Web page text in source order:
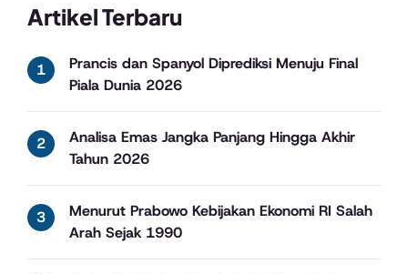
Artikel Terbaru
Prancis dan Spanyol Diprediksi Menuju Final
Piala Dunia 2026
Analisa Emas Jangka Panjang Hingga Akhir
Tahun 2026
Menurut Prabowo Kebijakan Ekonomi RI Salah
Arah Sejak 1990